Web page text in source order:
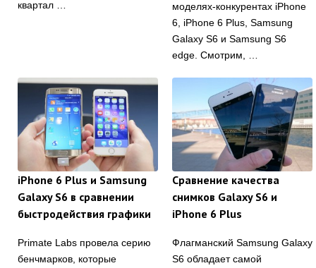
квартал …
моделях-конкурентах iPhone
6, iPhone 6 Plus, Samsung
Galaxy S6 и Samsung S6
edge. Смотрим, …
iPhone 6 Plus и Samsung
Galaxy S6 в сравнении
быстродействия графики
Primate Labs провела серию
бенчмарков, которые
Сравнение качества
снимков Galaxy S6 и
iPhone 6 Plus
Флагманский Samsung Galaxy
S6 обладает самой